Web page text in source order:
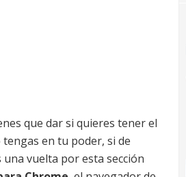
que dar si quieres tener el
en tu poder, si de
vuelta por esta sección